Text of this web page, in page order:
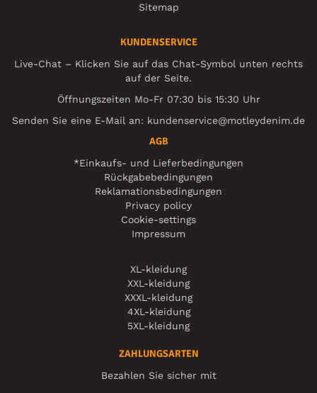
Sitemap
KUNDENSERVICE
Live-Chat – Klicken Sie auf das Chat-Symbol unten rechts
auf der Seite.
Öffnungszeiten Mo-Fr 07:30 bis 15:30 Uhr
Senden Sie eine E-Mail an: kundenservice@motleydenim.de
AGB
*Einkaufs- und Lieferbedingungen
Rückgabebedingungen
Reklamationsbedingungen
Privacy policy
Cookie-settings
Impressum
XL-kleidung
XXL-kleidung
XXXL-kleidung
4XL-kleidung
5XL-kleidung
ZAHLUNGSARTEN
Bezahlen Sie sicher mit